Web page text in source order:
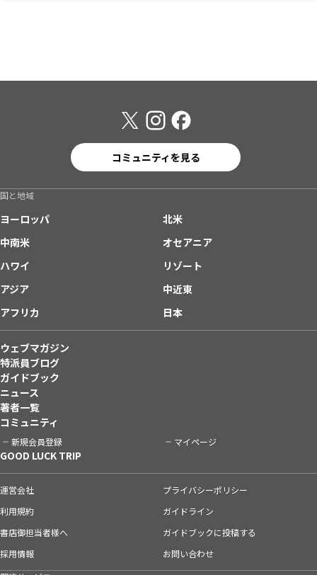
コミュニティを見る
国と地域
ヨーロッパ
北米
中南米
オセアニア
ハワイ
リゾート
アジア
中近東
アフリカ
日本
ウェブマガジン
特派員ブログ
ガイドブック
ニュース
著者一覧
コミュニティ
新規会員登録 マイページ
GOOD LUCK TRIP
運営会社
プライバシーポリシー
利用規約
ガイドライン
書店御担当者様へ
ガイドブックに投稿する
採用情報
お問い合わせ